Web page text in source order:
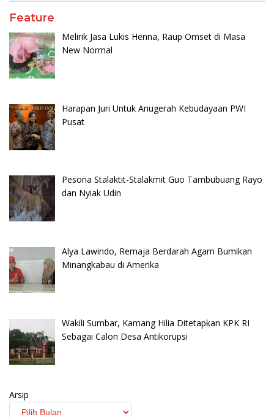
Feature
Melirik Jasa Lukis Henna, Raup Omset di Masa
New Normal
Harapan Juri Untuk Anugerah Kebudayaan PWI
Pusat
Pesona Stalaktit-Stalakmit Guo Tambubuang Rayo
dan Nyiak Udin
Alya Lawindo, Remaja Berdarah Agam Bumikan
Minangkabau di Amerika
Wakili Sumbar, Kamang Hilia Ditetapkan KPK RI
Sebagai Calon Desa Antikorupsi
Arsip